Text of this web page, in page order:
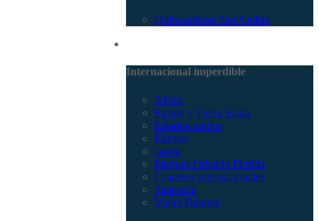
Quinceañeras San Andrés
Internacional imperdible
Africa
Egipto y Tierra Santa
Estados unidos
Europa
Japón
Parques Orlando Florida
Cruceros internacionales
Tailandia
Viajes Baratos